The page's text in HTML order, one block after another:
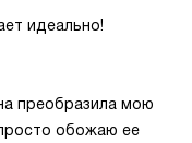
идеально!
преобразила мою
обожаю ее